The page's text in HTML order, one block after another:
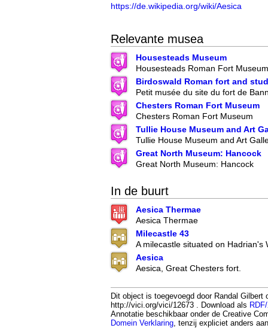
https://de.wikipedia.org/wiki/Aesica
Relevante musea
Housesteads Museum
Housesteads Roman Fort Museum
Birdoswald Roman fort and
Petit musée du site du fort de
Chesters Roman Fort Museum
Chesters Roman Fort Museum
Tullie House Museum and Art
Tullie House Museum and Art
Great North Museum: Hancock
Great North Museum: Hancock
In de buurt
Aesica Thermae
Aesica Thermae
Milecastle 43
A milecastle situated on Hadrian's
Aesica
Aesica, Great Chesters fort.
Dit object is toegevoegd door Randal
http://vici.org/vici/12673 . Download als
Annotatie beschikbaar onder de Creative
Domein Verklaring , tenzij expliciet anders